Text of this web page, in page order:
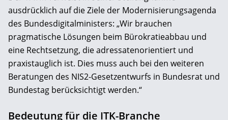
ausdrücklich auf die Ziele der Modernisierungsagenda
des Bundesdigitalministers: „Wir brauchen
pragmatische Lösungen beim Bürokratieabbau und
eine Rechtsetzung, die adressatenorientiert und
praxistauglich ist. Dies muss auch bei den weiteren
Beratungen des NIS2-Gesetzentwurfs in Bundesrat und
Bundestag berücksichtigt werden.“
Bedeutung für die ITK-Branche